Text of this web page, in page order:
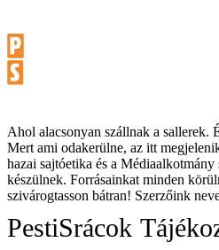
Ahol alacsonyan szállnak a sallerek.
Mert ami odakerülne, az itt
hazai sajtóetika és a Médiaalkotmány
készülnek. Forrásainkat minden
szivárogtasson bátran! Szerzőink
PestiSrácok